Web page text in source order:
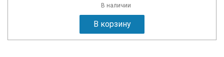
В наличии
В корзину